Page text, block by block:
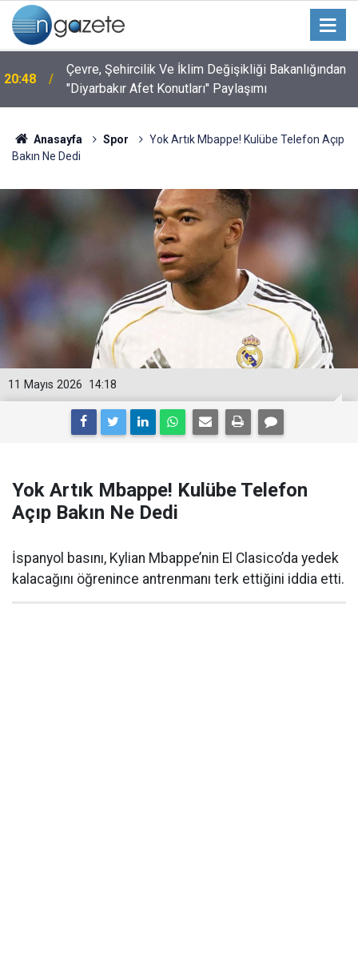
20:48
Çevre, Şehircilik Ve İklim Değişikliği Bakanlığından
"Diyarbakır Afet Konutları" Paylaşımı
Anasayfa Spor
Yok Artık Mbappe! Kulübe Telefon Açıp
Bakın Ne Dedi
14:18
11 Mayıs 2026
Yok Artık Mbappe! Kulübe Telefon
Açıp Bakın Ne Dedi
İspanyol basını, Kylian Mbappe’nin El Clasico’da yedek
kalacağını öğrenince antrenmanı terk ettiğini iddia etti.